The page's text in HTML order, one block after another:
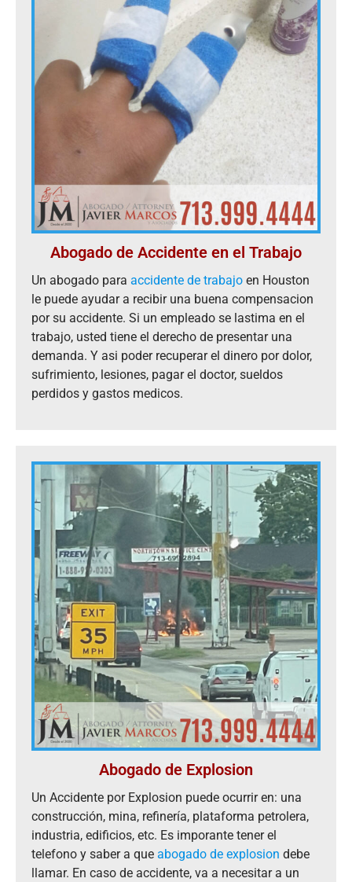
Abogado de Accidente en el Trabajo
Un abogado para accidente de trabajo en Houston
le puede ayudar a recibir una buena compensacion
por su accidente. Si un empleado se lastima en el
trabajo, usted tiene el derecho de presentar una
demanda. Y asi poder recuperar el dinero por dolor,
sufrimiento, lesiones, pagar el doctor, sueldos
perdidos y gastos medicos.
Abogado de Explosion
Un Accidente por Explosion puede ocurrir en: una
construcción, mina, refinería, plataforma petrolera,
industria, edificios, etc. Es imporante tener el
telefono y saber a que abogado de explosion debe
llamar. En caso de accidente, va a necesitar a un